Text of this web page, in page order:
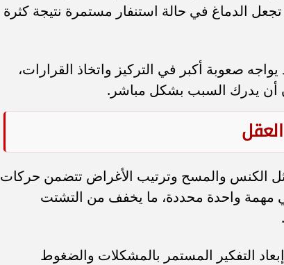
الدماغ في حالة استنفار مستمرة نتيجة كثرة
صعوبة أكبر في التركيز واتخاذ القرارات،
أن يدرك السبب بشكل مباشر.
الكنس والمسح وترتيب الأغراض تتضمن حركات
مهمة واحدة محددة، ما يخفف من التشتت
التفكير المستمر بالمشكلات والضغوط